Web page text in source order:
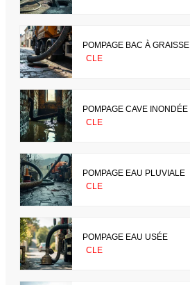
POMPAGE BAC À GRAISSE
CLE
POMPAGE CAVE INONDÉE
CLE
POMPAGE EAU PLUVIALE
CLE
POMPAGE EAU USÉE
CLE